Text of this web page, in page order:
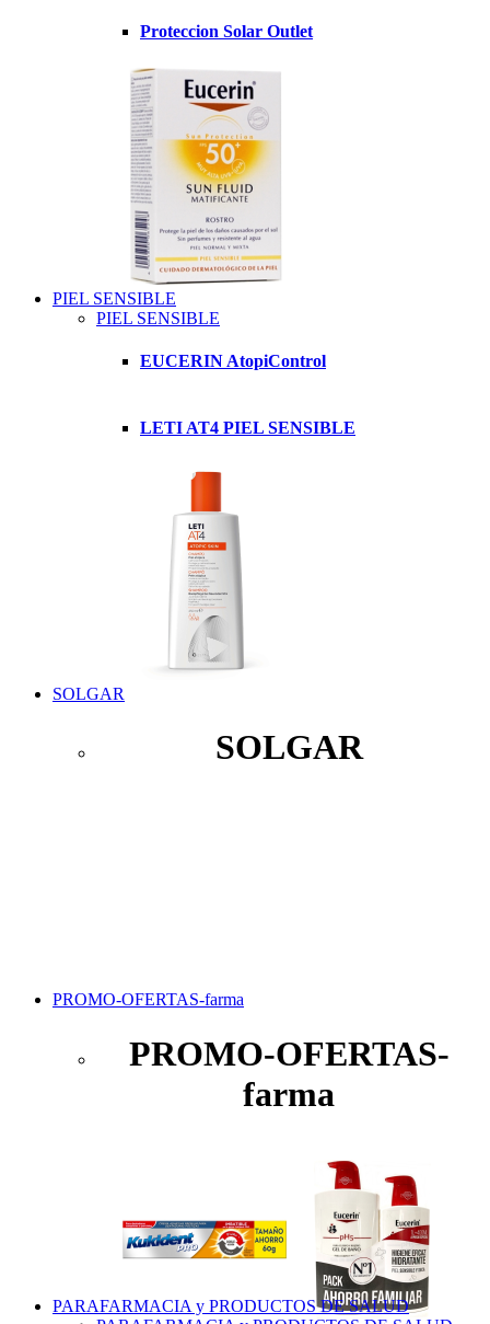
Proteccion Solar Outlet
PIEL SENSIBLE
PIEL SENSIBLE
EUCERIN AtopiControl
LETI AT4 PIEL SENSIBLE
SOLGAR
SOLGAR
PROMO-OFERTAS-farma
PROMO-OFERTAS-
farma
PARAFARMACIA y PRODUCTOS DE SALUD